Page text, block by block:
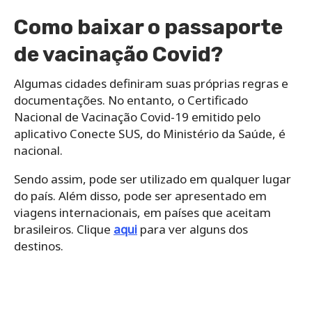
Como baixar o passaporte
de vacinação Covid?
Algumas cidades definiram suas próprias regras e
documentações. No entanto, o Certificado
Nacional de Vacinação Covid-19 emitido pelo
aplicativo Conecte SUS, do Ministério da Saúde, é
nacional.
Sendo assim, pode ser utilizado em qualquer lugar
do país. Além disso, pode ser apresentado em
viagens internacionais, em países que aceitam
brasileiros. Clique aqui para ver alguns dos
destinos.